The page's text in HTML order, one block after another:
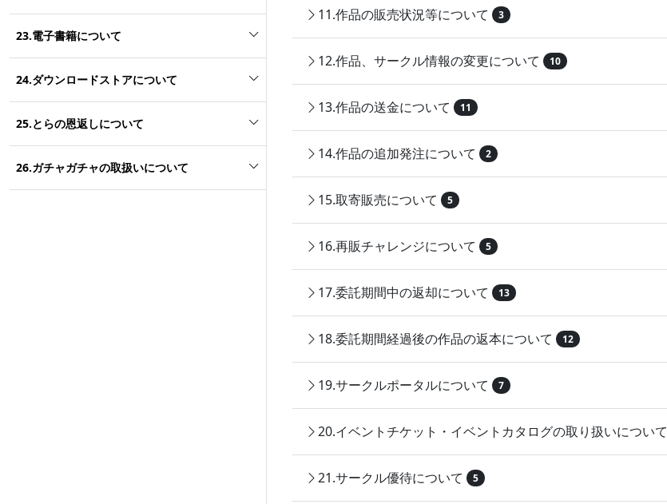
23.電子書籍について
24.ダウンロードストアについて
25.とらの恩返しについて
26.ガチャガチャの取扱いについて
11.作品の販売状況等について 3
12.作品、サークル情報の変更について 10
13.作品の送金について 11
14.作品の追加発注について 2
15.取寄販売について 5
16.再販チャレンジについて 5
17.委託期間中の返却について 13
18.委託期間経過後の作品の返本について 12
19.サークルポータルについて 7
20.イベントチケット・イベントカタログの取り扱いについて
21.サークル優待について 5